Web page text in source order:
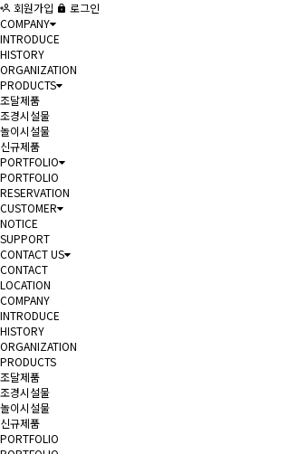
회원가입
로그인
COMPANY
INTRODUCE
HISTORY
ORGANIZATION
PRODUCTS
조달제품
조경시설물
놀이시설물
신규제품
PORTFOLIO
PORTFOLIO
RESERVATION
CUSTOMER
NOTICE
SUPPORT
CONTACT US
CONTACT
LOCATION
COMPANY
INTRODUCE
HISTORY
ORGANIZATION
PRODUCTS
조달제품
조경시설물
놀이시설물
신규제품
PORTFOLIO